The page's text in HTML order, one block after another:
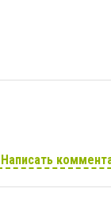
Написать